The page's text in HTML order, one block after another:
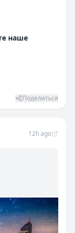
наше
Поделиться
12h ago